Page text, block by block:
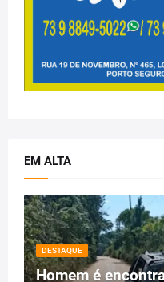
EM ALTA
DESTAQUE
Homem é